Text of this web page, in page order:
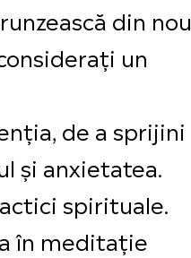
din nou
un
de a sprijini
și anxietatea.
spirituale.
în meditație